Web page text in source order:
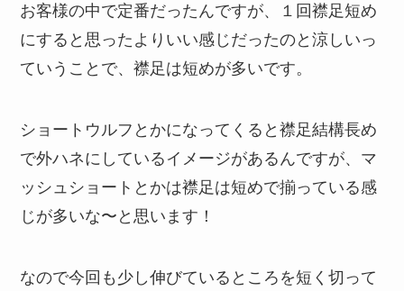
お客様の中で定番だったんですが、１回襟足短め
にすると思ったよりいい感じだったのと涼しいっ
ていうことで、襟足は短めが多いです。
ショートウルフとかになってくると襟足結構長め
で外ハネにしているイメージがあるんですが、マ
ッシュショートとかは襟足は短めで揃っている感
じが多いな〜と思います！
なので今回も少し伸びているところを短く切って